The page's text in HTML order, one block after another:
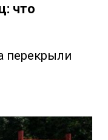
что
перекрыли